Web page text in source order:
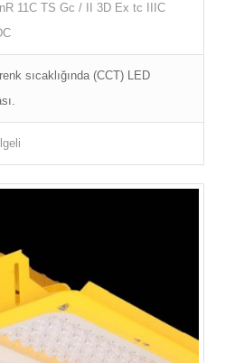
nR 11C TS Gc / II 3D Ex tc IIIC
sıcaklığında (CCT) LED